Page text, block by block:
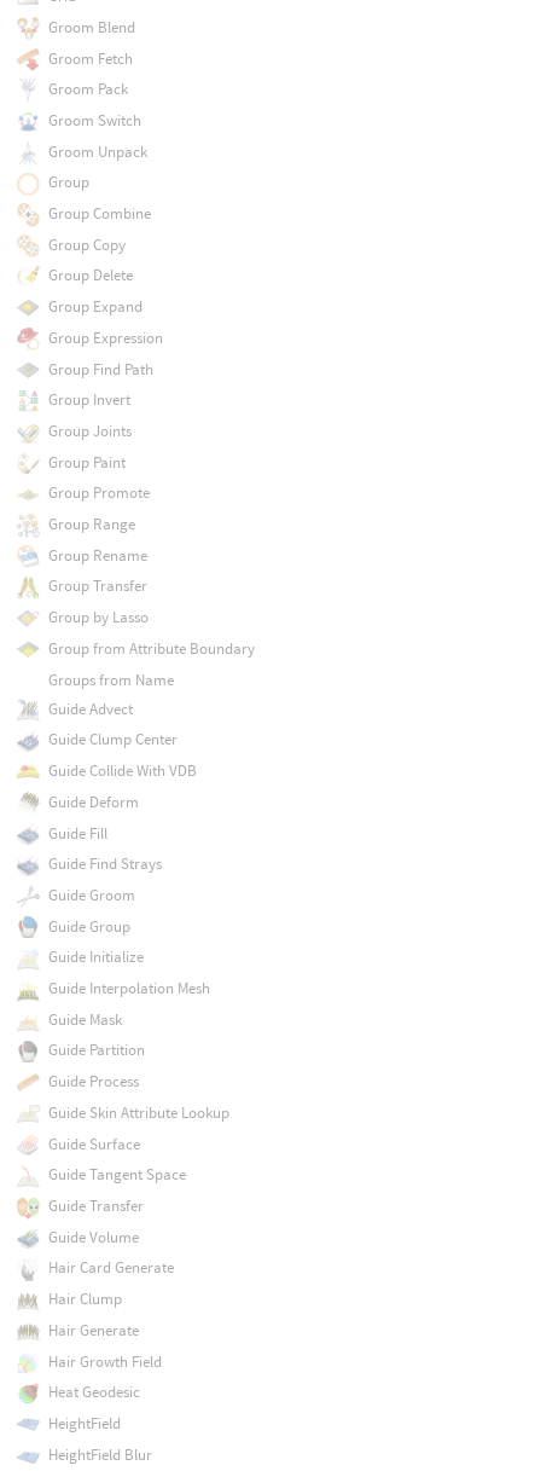
Groom Blend
Groom Fetch
Groom Pack
Groom Switch
Groom Unpack
Group
Group Combine
Group Copy
Group Delete
Group Expand
Group Expression
Group Find Path
Group Invert
Group Joints
Group Paint
Group Promote
Group Range
Group Rename
Group Transfer
Group by Lasso
Group from Attribute Boundary
Groups from Name
Guide Advect
Guide Clump Center
Guide Collide With VDB
Guide Deform
Guide Fill
Guide Find Strays
Guide Groom
Guide Group
Guide Initialize
Guide Interpolation Mesh
Guide Mask
Guide Partition
Guide Process
Guide Skin Attribute Lookup
Guide Surface
Guide Tangent Space
Guide Transfer
Guide Volume
Hair Card Generate
Hair Clump
Hair Generate
Hair Growth Field
Heat Geodesic
HeightField
HeightField Blur